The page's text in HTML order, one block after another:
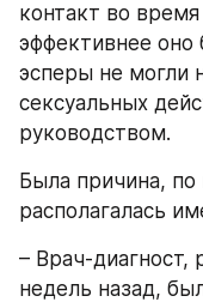
контакт во
эффективнее оно
эсперы не могли
сексуальных
руководством.
Была причина,
располагалась
– Врач-диагност,
недель назад,